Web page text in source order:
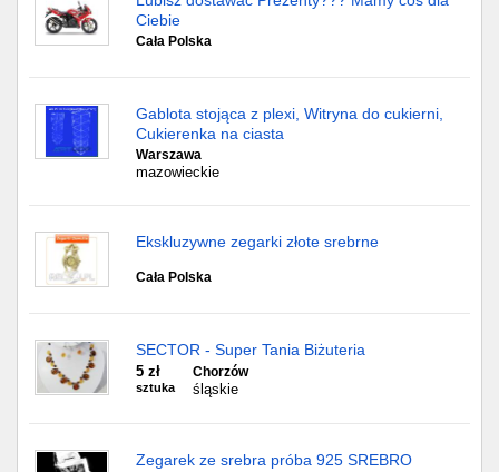
Ciebie
Cała Polska
Gablota stojąca z plexi, Witryna do cukierni,
Cukierenka na ciasta
Warszawa
mazowieckie
Ekskluzywne zegarki złote srebrne
Cała Polska
SECTOR - Super Tania Biżuteria
5 zł
sztuka
Chorzów
śląskie
Zegarek ze srebra próba 925 SREBRO